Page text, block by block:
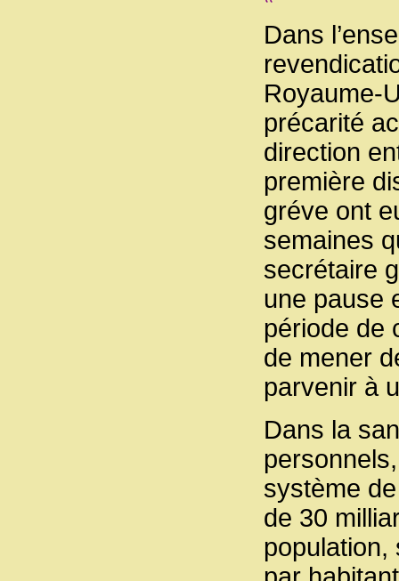
Dans
Royaume-
précarité
direction
première
gréve ont
semaines
secrétaire
une pause
période de
de mener
parvenir à
Dans la
système
de 30
population,